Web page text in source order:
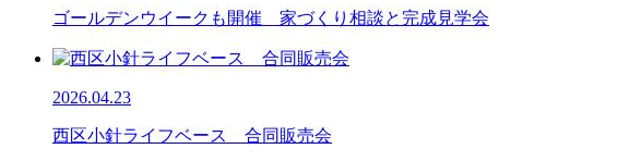
ゴールデンウイークも開催 家づくり相談と完成見学会
2026.04.23
西区小針ライフベース 合同販売会